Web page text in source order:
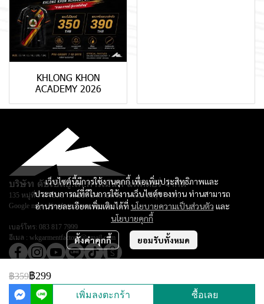
KHLONG KHON
ACADEMY 2026
฿359฿299
เพิ่มลงตะกร้า ซื้อเลย
เว็บไซต์นี้มีการใช้งานคุกกี้ เพื่อเพิ่มประสิทธิภาพและ
ประสบการณ์ที่ดีในการใช้งานเว็บไซต์ของท่าน ท่านสามารถ
อ่านรายละเอียดเพิ่มเติมได้ที่ นโยบายความเป็นส่วนตัว และ
นโยบายคุกกี้
ตั้งค่าคุกกี้ ยอมรับทั้งหมด
บริษัท ดับเบิลยู.เค.การ์เม้นท์ แฟคตอรี่ จำกัด
135 หมู่ที่ 3 ตำบลยางหย่อง อำเภอท่ายาง จ.เพชรบุรี 76130
Google map : Keadsara Sport Design
เบอร์โทร: 083 817 7999
อีเมล : wkgarmentfactory@gmail.com
© Copyright 2026 All Rights Reserved.